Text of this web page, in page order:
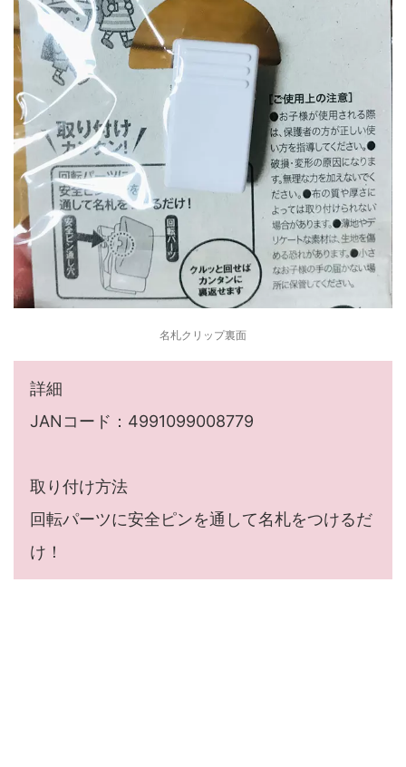
名札クリップ裏面
詳細
JANコード：4991099008779
取り付け方法
回転パーツに安全ピンを通して名札をつけるだ
け！